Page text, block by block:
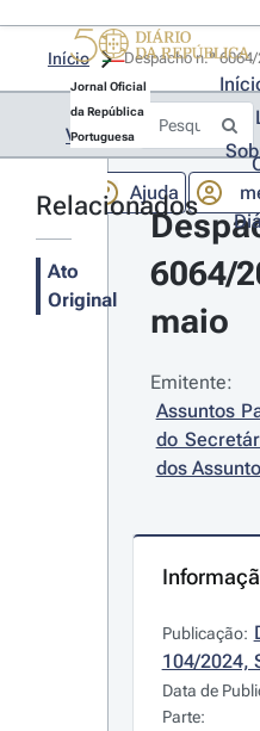
Jornal Oficial
da República
Portuguesa
Ajuda
Início
Voltar
Relacionados
Ato
Original
6064/
maio
Emitente:
Assuntos
do
dos
Publicação:
104/2024,
Data de
Parte: